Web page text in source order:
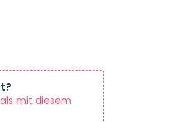
mit diesem